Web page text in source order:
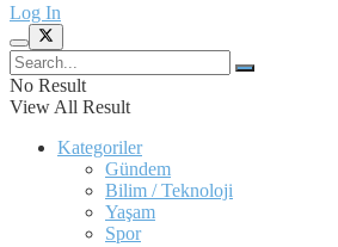
Log In
No Result
View All Result
Kategoriler
Gündem
Bilim / Teknoloji
Yaşam
Spor